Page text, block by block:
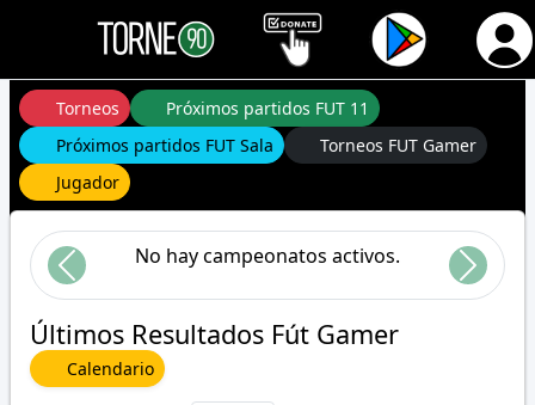
Torneos
Próximos partidos FUT 11
Próximos partidos FUT Sala
Torneos FUT Gamer
Jugador
No hay campeonatos activos.
Anterior
Últimos Resultados Fút Gamer
Calendario